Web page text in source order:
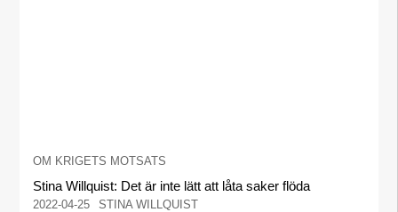
OM KRIGETS MOTSATS
Stina Willquist: Det är inte lätt att låta saker flöda
2022-04-25 STINA WILLQUIST